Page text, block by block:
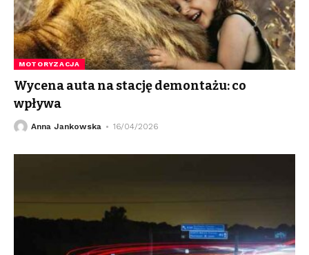
MOTORYZACJA
Wycena auta na stację demontażu: co
wpływa
Anna Jankowska 16/04/2026